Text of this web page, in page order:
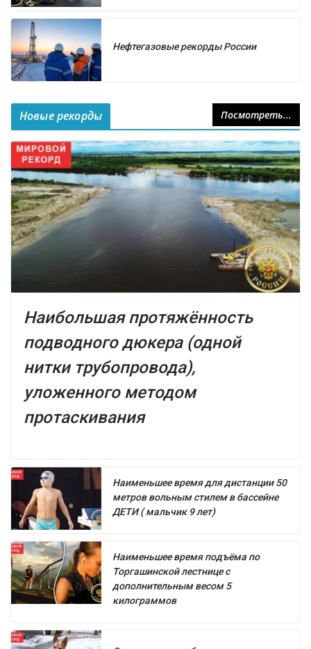
Нефтегазовые рекорды России
Новые рекорды Посмотреть...
Наибольшая протяжённость
подводного дюкера (одной
нитки трубопровода),
уложенного методом
протаскивания
Наименьшее время для дистанции 50
метров вольным стилем в бассейне
ДЕТИ ( мальчик 9 лет)
Наименьшее время подъёма по
Торгашинской лестнице с
дополнительным весом 5
килограммов